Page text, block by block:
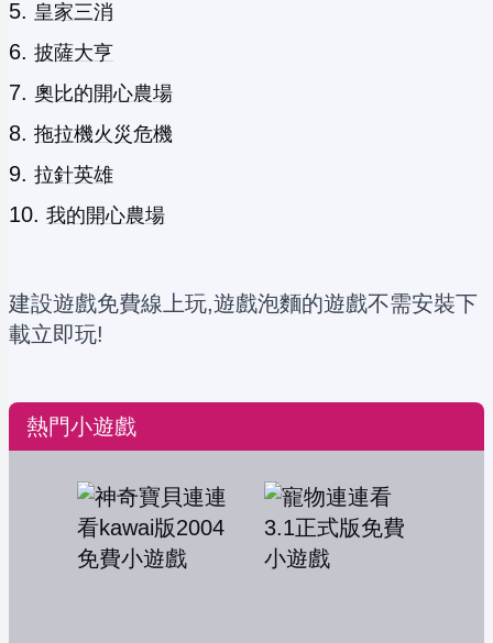
皇家三消
披薩大亨
奧比的開心農場
拖拉機火災危機
拉針英雄
我的開心農場
建設遊戲免費線上玩,遊戲泡麵的遊戲不需安裝下
載立即玩!
熱門小遊戲